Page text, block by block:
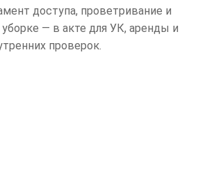
доступа, проветривание и
— в акте для УК, аренды и
проверок.